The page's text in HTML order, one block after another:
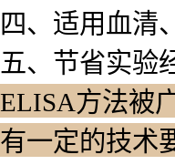
四、适用血清
五、节省实验
ELISA方法被
有一定的技术